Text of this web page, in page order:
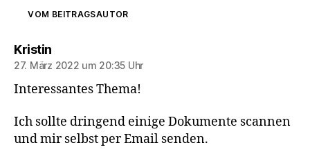
VOM BEITRAGSAUTOR
Kristinsagt:
27. März 2022 um 20:35 Uhr
Interessantes Thema!
Ich sollte dringend einige Dokumente scannen
und mir selbst per Email senden.